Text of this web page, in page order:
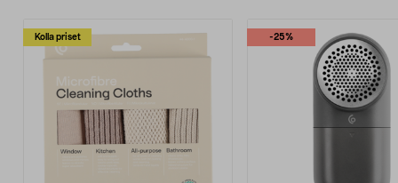
Kolla priset -25%